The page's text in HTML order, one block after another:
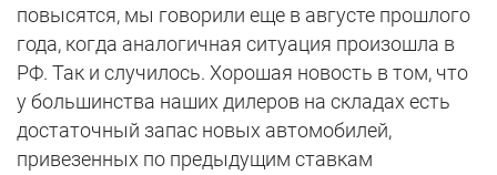
повысятся, мы говорили еще в августе прошлого
года, когда аналогичная ситуация произошла в
РФ. Так и случилось. Хорошая новость в том, что
у большинства наших дилеров на складах есть
достаточный запас новых автомобилей,
привезенных по предыдущим ставкам